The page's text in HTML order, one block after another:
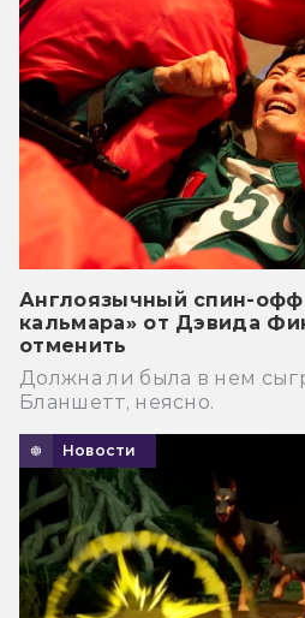
Англоязычный спин-офф
кальмара» от Дэвида
отменить
Должна ли была в нем
Бланшетт, неясно.
Новости